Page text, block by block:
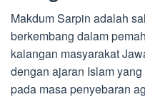
Makdum Sarpin adalah
berkembang dalam
kalangan masyarakat
dengan ajaran Islam
pada masa penyebaran